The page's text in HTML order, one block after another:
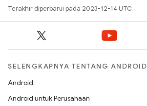
Terakhir diperbarui pada 2023-12-14 UTC.
SELENGKAPNYA TENTANG ANDROID
Android
Android untuk Perusahaan